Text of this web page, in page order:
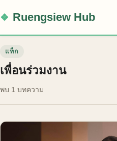
Ruengsiew Hub
แท็ก
เพื่อนร่วมงาน
พบ 1 บทความ